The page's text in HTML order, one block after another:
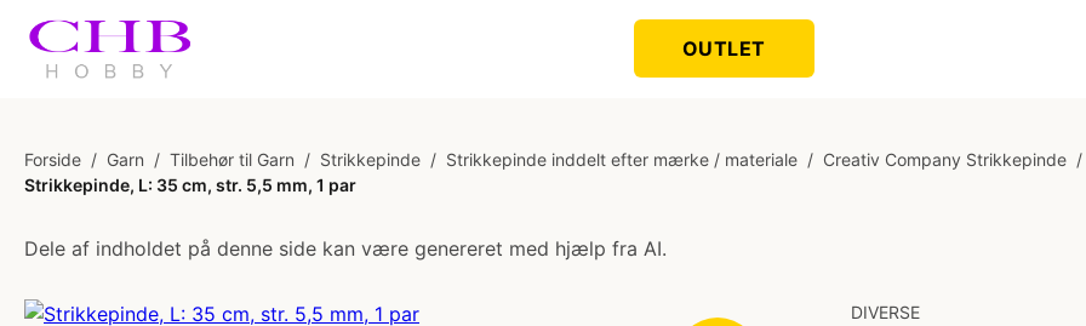
OUTLET
Forside / Garn / Tilbehør til Garn / Strikkepinde / Strikkepinde inddelt efter mærke / materiale / Creativ Company Strikkepinde /
Strikkepinde, L: 35 cm, str. 5,5 mm, 1 par
Dele af indholdet på denne side kan være genereret med hjælp fra AI.
DIVERSE